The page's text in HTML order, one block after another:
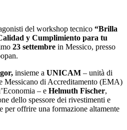
del workshop tecnico “Brilla
y Cumplimiento para tu
23 settembre in Messico, presso
insieme a UNICAM – unità di
Messicano di Accreditamento (EMA)
– e Helmuth Fischer,
dello spessore dei rivestimenti e
per offrire una formazione altamente